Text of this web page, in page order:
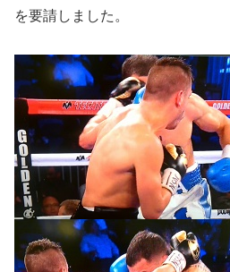
を要請しました。